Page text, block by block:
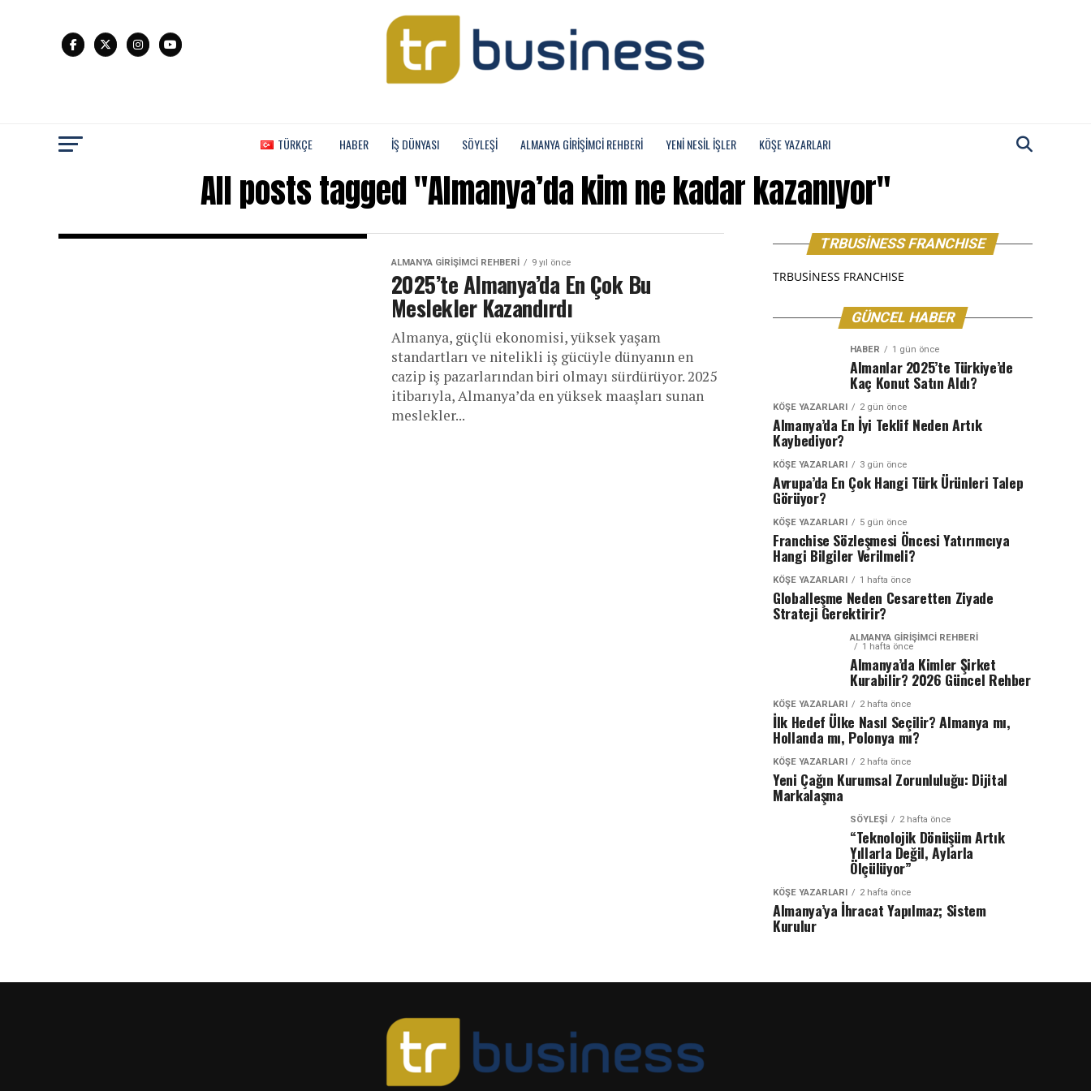
TÜRKÇE HABER İŞ DÜNYASI SÖYLEŞİ ALMANYA GIRIŞIMCI REHBERI YENI NESIL İŞLER KÖŞE YAZARLARI
All posts tagged "Almanya’da kim ne kadar kazanıyor"
ALMANYA GIRIŞIMCI REHBERI 9 yıl önce
2025’te Almanya’da En Çok Bu
Meslekler Kazandırdı
Almanya, güçlü ekonomisi, yüksek yaşam
standartları ve nitelikli iş gücüyle dünyanın en
cazip iş pazarlarından biri olmayı sürdürüyor. 2025
itibarıyla, Almanya’da en yüksek maaşları sunan
meslekler...
TRBUSİNESS FRANCHISE
TRBUSİNESS FRANCHISE
GÜNCEL HABER
HABER 1 gün önce
Almanlar 2025’te Türkiye’de
Kaç Konut Satın Aldı?
KÖŞE YAZARLARI 2 gün önce
Almanya’da En İyi Teklif Neden Artık
Kaybediyor?
KÖŞE YAZARLARI 3 gün önce
Avrupa’da En Çok Hangi Türk Ürünleri Talep
Görüyor?
KÖŞE YAZARLARI 5 gün önce
Franchise Sözleşmesi Öncesi Yatırımcıya
Hangi Bilgiler Verilmeli?
KÖŞE YAZARLARI 1 hafta önce
Globalleşme Neden Cesaretten Ziyade
Strateji Gerektirir?
ALMANYA GIRIŞIMCI REHBERI
1 hafta önce
Almanya’da Kimler Şirket
Kurabilir? 2026 Güncel Rehber
KÖŞE YAZARLARI 2 hafta önce
İlk Hedef Ülke Nasıl Seçilir? Almanya mı,
Hollanda mı, Polonya mı?
KÖŞE YAZARLARI 2 hafta önce
Yeni Çağın Kurumsal Zorunluluğu: Dijital
Markalaşma
SÖYLEŞİ 2 hafta önce
“Teknolojik Dönüşüm Artık
Yıllarla Değil, Aylarla
Ölçülüyor”
KÖŞE YAZARLARI 2 hafta önce
Almanya’ya İhracat Yapılmaz; Sistem
Kurulur